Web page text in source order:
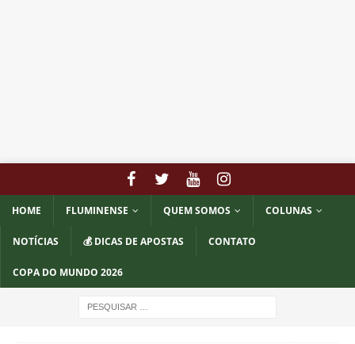
HOME FLUMINENSE QUEM SOMOS COLUNAS
NOTÍCIAS 💰 DICAS DE APOSTAS CONTATO
COPA DO MUNDO 2026